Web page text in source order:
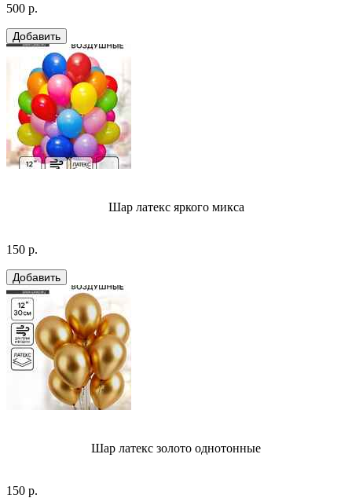
500 р.
Шар латекс яркого микса
150 р.
Шар латекс золото однотонные
150 р.